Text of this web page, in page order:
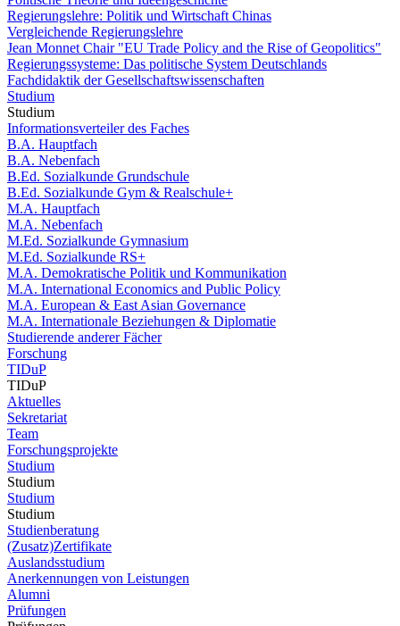
Regierungslehre: Politik und Wirtschaft Chinas
Vergleichende Regierungslehre
Jean Monnet Chair "EU Trade Policy and the Rise of Geopolitics"
Regierungssysteme: Das politische System Deutschlands
Fachdidaktik der Gesellschaftswissenschaften
Studium
Studium
Informationsverteiler des Faches
B.A. Hauptfach
B.A. Nebenfach
B.Ed. Sozialkunde Grundschule
B.Ed. Sozialkunde Gym & Realschule+
M.A. Hauptfach
M.A. Nebenfach
M.Ed. Sozialkunde Gymnasium
M.Ed. Sozialkunde RS+
M.A. Demokratische Politik und Kommunikation
M.A. International Economics and Public Policy
M.A. European & East Asian Governance
M.A. Internationale Beziehungen & Diplomatie
Studierende anderer Fächer
Forschung
TIDuP
TIDuP
Aktuelles
Sekretariat
Team
Forschungsprojekte
Studium
Studium
Studium
Studium
Studienberatung
(Zusatz)Zertifikate
Auslandsstudium
Anerkennungen von Leistungen
Alumni
Prüfungen